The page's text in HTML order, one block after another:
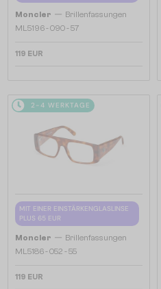
Moncler — Brillenfassungen
ML5196 - 090 - 57
119 EUR
2-4 WERKTAGE
MIT EINER EINSTÄRKENGLASLINSE
PLUS 65 EUR
Moncler — Brillenfassungen
ML5186 - 052 - 55
119 EUR